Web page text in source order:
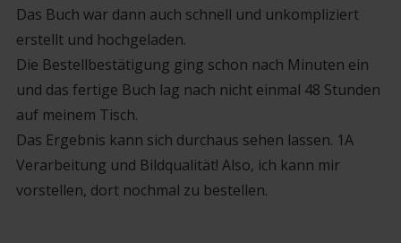
Das Buch war dann auch schnell und unkompliziert
erstellt und hochgeladen.
Die Bestellbestätigung ging schon nach Minuten ein
und das fertige Buch lag nach nicht einmal 48 Stunden
auf meinem Tisch.
Das Ergebnis kann sich durchaus sehen lassen. 1A
Verarbeitung und Bildqualität! Also, ich kann mir
vorstellen, dort nochmal zu bestellen.